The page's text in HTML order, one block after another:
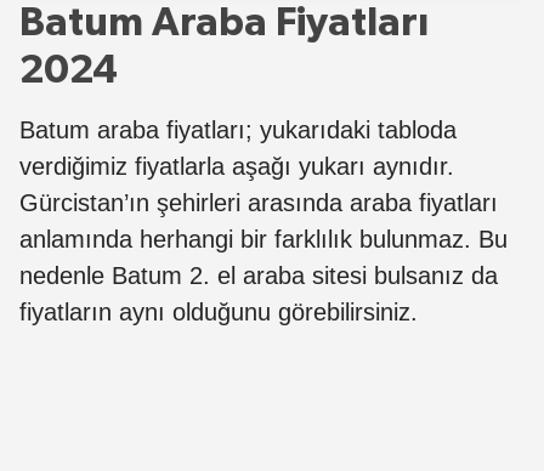
Batum Araba Fiyatları
2024
Batum araba fiyatları; yukarıdaki tabloda
verdiğimiz fiyatlarla aşağı yukarı aynıdır.
Gürcistan’ın şehirleri arasında araba fiyatları
anlamında herhangi bir farklılık bulunmaz. Bu
nedenle Batum 2. el araba sitesi bulsanız da
fiyatların aynı olduğunu görebilirsiniz.